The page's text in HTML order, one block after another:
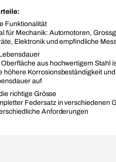
Funktionalität
für Mechanik: Automotoren,
Elektronik und empfindliche
Oberfläche aus hochwertigem Stahl
höhere Korrosionsbeständigkeit
auf
richtige Grösse
Federsatz in verschiedenen
Anforderungen